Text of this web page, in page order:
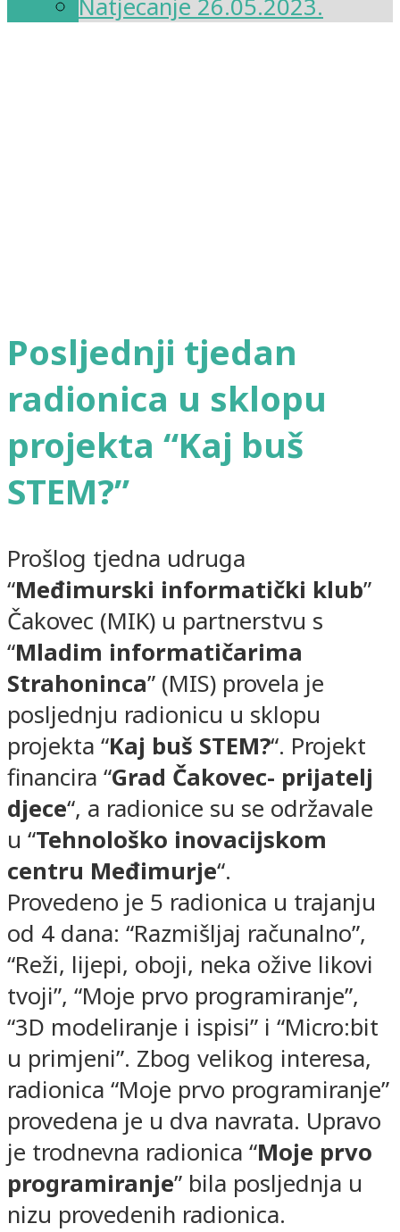
Natjecanje 26.05.2023.
Posljednji tjedan
radionica u sklopu
projekta “Kaj buš
STEM?”
Prošlog tjedna udruga
“Međimurski informatički klub”
Čakovec (MIK) u partnerstvu s
“Mladim informatičarima
Strahoninca” (MIS) provela je
posljednju radionicu u sklopu
projekta “Kaj buš STEM?“. Projekt
financira “Grad Čakovec- prijatelj
djece“, a radionice su se održavale
u “Tehnološko inovacijskom
centru Međimurje“.
Provedeno je 5 radionica u trajanju
od 4 dana: “Razmišljaj računalno”,
“Reži, lijepi, oboji, neka ožive likovi
tvoji”, “Moje prvo programiranje”,
“3D modeliranje i ispisi” i “Micro:bit
u primjeni”. Zbog velikog interesa,
radionica “Moje prvo programiranje”
provedena je u dva navrata. Upravo
je trodnevna radionica “Moje prvo
programiranje” bila posljednja u
nizu provedenih radionica.